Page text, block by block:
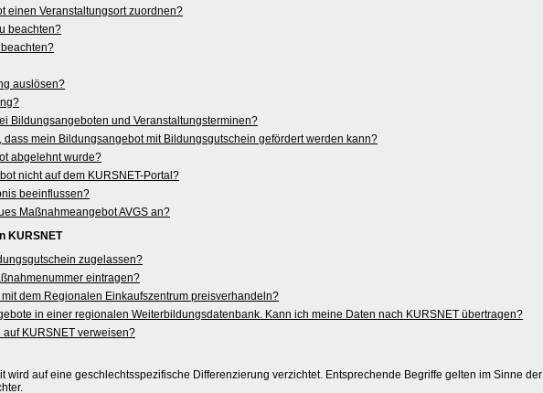
einen Veranstaltungsort zuordnen?
beachten?
auslösen?
Bildungsangeboten und Veranstaltungsterminen?
mein Bildungsangebot mit Bildungsgutschein gefördert werden kann?
abgelehnt wurde?
nicht auf dem KURSNET-Portal?
beeinflussen?
Maßnahmeangebot AVGS an?
KURSNET
zugelassen?
eintragen?
dem Regionalen Einkaufszentrum preisverhandeln?
in einer regionalen Weiterbildungsdatenbank. Kann ich meine Daten nach KURSNET übertragen?
KURSNET verweisen?
wird auf eine geschlechtsspezifische Differenzierung verzichtet. Entsprechende Begriffe gelten im Sinne der